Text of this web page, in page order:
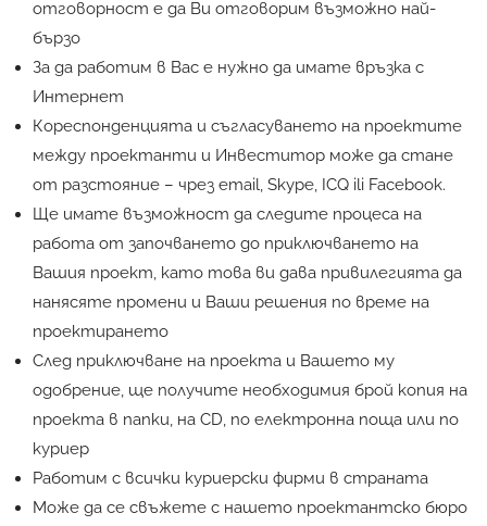
отговорност е да Ви отговорим възможно най-
бързо
За да работим в Вас е нужно да имате връзка с
Интернет
Кореспонденцията и съгласуването на проектите
между проектанти и Инвеститор може да стане
от разстояние – чрез email, Skype, ICQ ili Facebook.
Ще имате възможност да следите процеса на
работа от започването до приключването на
Вашия проект, като това ви дава привилегията да
нанясяте промени и Ваши решения по време на
проектирането
След приключване на проекта и Вашето му
одобрение, ще получите необходимия брой копия на
проекта в папки, на CD, по електронна поща или по
куриер
Работим с всички куриерски фирми в страната
Може да се свъжете с нашето проектантско бюро